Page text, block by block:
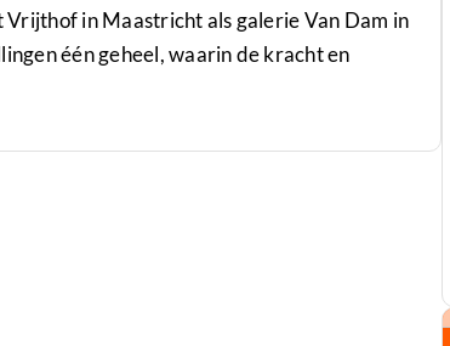
Vrijthof in Maastricht als galerie Van Dam in
één geheel, waarin de kracht en